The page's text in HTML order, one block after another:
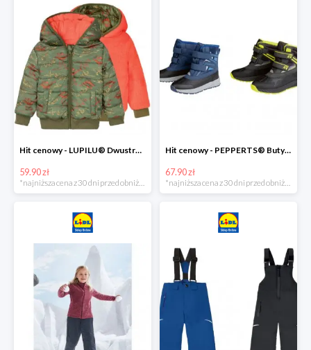
Hit cenowy - LUPILU® Dwustronna kurtka dziecięca z polarem
59.90 zł
*najniższa cena z 30 dni przed obniżką
Hit cenowy - PEPPERTS® Buty zimowe chłopięce
67.90 zł
*najniższa cena z 30 dni przed obniżką